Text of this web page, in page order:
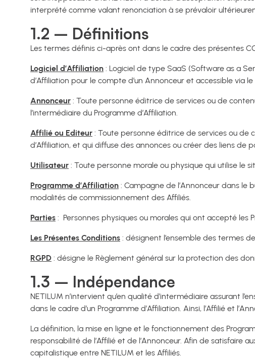
interprété comme valant renonciation à se prévaloir
1.2 – Définitions
Les termes définis ci-après ont dans le cadre des présentes
Logiciel d’Affiliation : Logiciel de type SaaS (Software as a
d’Affiliation pour le compte d’un Annonceur et accessible via le
Annonceur : Toute personne éditrice de services ou de
l’intermédiaire du Programme d’Affiliation.
Affilié ou Editeur : Toute personne éditrice de services ou de
d’Affiliation, et qui diffuse des annonces ou créer des liens de
Utilisateur : Toute personne morale ou physique qui utilise le
Programme d’Affiliation : Campagne de l’Annonceur dans le
modalités de commissionnement des Affiliés.
Parties : Personnes physiques ou morales qui ont accepté les
Les Présentes Conditions : désignent l’ensemble des termes
RGPD : désigne le Règlement général sur la protection des
1.3 – Indépendance
NETILUM n’intervient qu’en qualité d’intermédiaire assurant
dans le cadre d’un Programme d’Affiliation. Ainsi, l’Affilié et
La définition, la mise en ligne et le fonctionnement des
responsabilité de l’Affilié et de l’Annonceur. Afin de satisfaire
capitalistique entre NETILUM et les Affiliés.